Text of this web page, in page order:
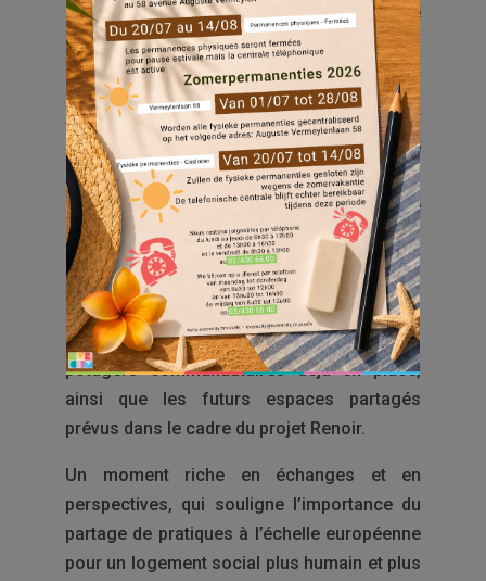
découvrir la manière dont Everecity intègre
le travail social et l’implication citoyenne au
cœur de ses projets.
Au programme : une présentation du secteur
par la SLRB, d’Everecity par notre Directrice
Générale Pascale Roelants et de la
méthodologie commune déployée par notre
Cellule d’action sociale dans tous nos
quartiers, mais aussi une visite sur le terrain
pour illustrer concrètement nos actions.
Ensemble, nous avons découvert les
potagers communautaires déjà en place,
ainsi que les futurs espaces partagés
prévus dans le cadre du projet Renoir.
Un moment riche en échanges et en
perspectives, qui souligne l’importance du
partage de pratiques à l’échelle européenne
pour un logement social plus humain et plus